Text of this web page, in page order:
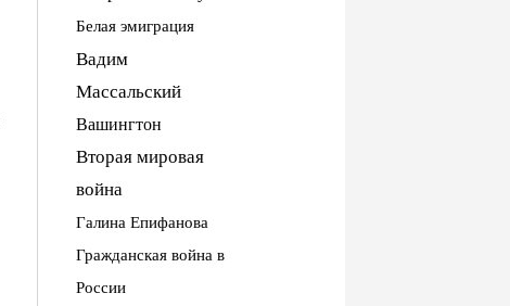
Белая эмиграция
Вадим
Массальский
Вашингтон
Вторая мировая
война
Галина Епифанова
Гражданская война в
России